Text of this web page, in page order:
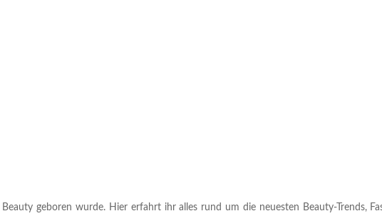
geboren wurde. Hier erfahrt ihr alles rund um die neuesten Beauty-Trends,